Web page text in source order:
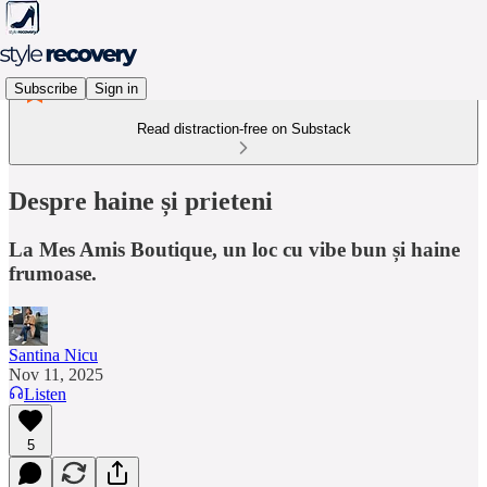
Subscribe Sign in
Read distraction-free on Substack
Despre haine și prieteni
La Mes Amis Boutique, un loc cu vibe bun și haine
frumoase.
Santina Nicu
Nov 11, 2025
Listen
5